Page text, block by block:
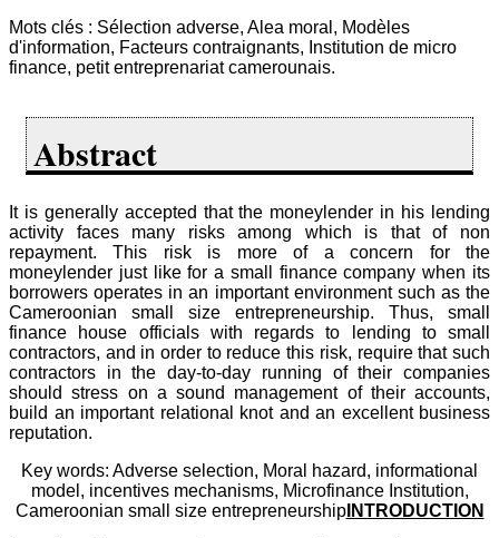
Mots clés : Sélection adverse, Alea moral, Modèles
d'information, Facteurs contraignants, Institution de micro
finance, petit entreprenariat camerounais.
Abstract
It is generally accepted that the moneylender in his lending
activity faces many risks among which is that of non
repayment. This risk is more of a concern for the
moneylender just like for a small finance company when its
borrowers operates in an important environment such as the
Cameroonian small size entrepreneurship. Thus, small
finance house officials with regards to lending to small
contractors, and in order to reduce this risk, require that such
contractors in the day-to-day running of their companies
should stress on a sound management of their accounts,
build an important relational knot and an excellent business
reputation.
Key words: Adverse selection, Moral hazard, informational
model, incentives mechanisms, Microfinance Institution,
Cameroonian small size entrepreneurshipINTRODUCTION